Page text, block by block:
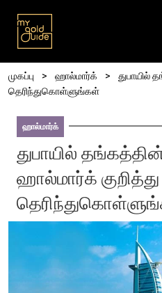
Breadcrumb
முகப்பு ஹால்மார்க்
துபாயில்
தெரிந்துகொள்ளுங்கள்
ஹால்மார்க்
துபாயில்
ஹால்மார்க் குறித்து